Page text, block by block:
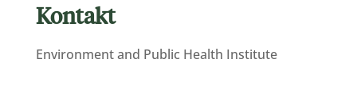
Kontakt
Environment and Public Health Institute